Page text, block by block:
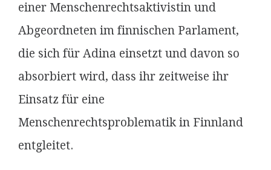
einer Menschenrechtsaktivistin und
Abgeordneten im finnischen Parlament,
die sich für Adina einsetzt und davon so
absorbiert wird, dass ihr zeitweise ihr
Einsatz für eine
Menschenrechtsproblematik in Finnland
entgleitet.